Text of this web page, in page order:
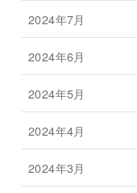
2024年7月
2024年6月
2024年5月
2024年4月
2024年3月